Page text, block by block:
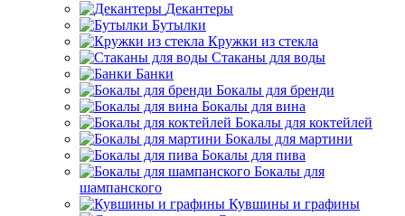
Декантеры
Бутылки
Кружки из стекла
Стаканы для воды
Банки
Бокалы для бренди
Бокалы для вина
Бокалы для коктейлей
Бокалы для мартини
Бокалы для пива
Бокалы для
шампанского
Кувшины и графины